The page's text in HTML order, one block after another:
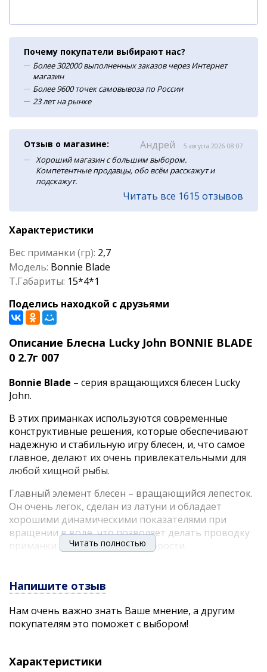
Почему покупатели выбирают нас?
Более 302000 выполненных заказов через Интернет
магазин
Более 9600 точек самовывоза по России
23 лет на рынке
Отзыв о магазине: Андрей 5 августа 2026 08:07
Хороший магазин с большим выбором.
Компетентные продавцы, обо всём расскажут и
подскажут.
Читать все 1615 отзывов
Характеристики
Вес приманки (гр): 2,7
Модель: Bonnie Blade
Т.Габариты: 15*4*1
Поделись находкой с друзьями
Описание Блесна Lucky John BONNIE BLADE
0 2.7г 007
Bonnie Blade – серия вращающихся блесен Lucky
John.
В этих приманках используются современные
конструктивные решения, которые обеспечивают
надежную и стабильную игру блесен, и, что самое
главное, делают их очень привлекательными для
любой хищной рыбы.
Главный элемент блесен – вращающийся лепесток.
Он очень легок, сделан из латуни и обладает
хорошими динамическими показателями при
вращении в воде, что позволяет делать проводку
приманки на минимальной скорости.
начинает движение. Лепестки окрашены с двух
сторон. С какой бы стороны хищная рыба не
смотрела на приманку, ее расцветка остается
одинаковой и привлекательной, что повышает
интерес к блесне и, в итоге, приводит к
Читать полностью
Напишите отзыв
Нам очень важно знать Ваше мнение, а другим
покупателям это поможет с выбором!
Характеристики